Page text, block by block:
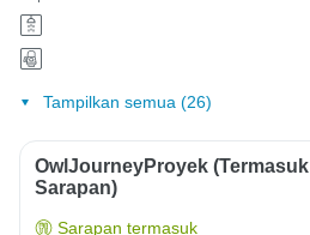
Tampilkan semua (26)
OwlJourneyProyek (Termasuk
Sarapan)
Sarapan termasuk